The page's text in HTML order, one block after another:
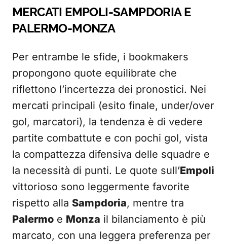
MERCATI EMPOLI-SAMPDORIA E
PALERMO-MONZA
Per entrambe le sfide, i bookmakers
propongono quote equilibrate che
riflettono l’incertezza dei pronostici. Nei
mercati principali (esito finale, under/over
gol, marcatori), la tendenza è di vedere
partite combattute e con pochi gol, vista
la compattezza difensiva delle squadre e
la necessità di punti. Le quote sull’Empoli
vittorioso sono leggermente favorite
rispetto alla Sampdoria, mentre tra
Palermo e Monza il bilanciamento è più
marcato, con una leggera preferenza per